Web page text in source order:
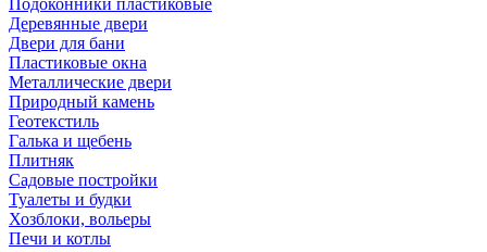
Подоконники пластиковые
Деревянные двери
Двери для бани
Пластиковые окна
Металлические двери
Природный камень
Геотекстиль
Галька и щебень
Плитняк
Садовые постройки
Туалеты и будки
Хозблоки, вольеры
Печи и котлы